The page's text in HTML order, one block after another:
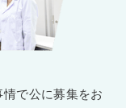
で公に募集をお